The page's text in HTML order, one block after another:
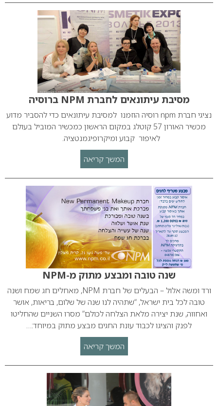
מסיבת עיתונאים לחברת NPM ברוסיה
נציגי חברת npm רוסיה הוזמנו למסיבת עיתונאים כדי להסביר מדוע
מכשיר האורון 57 קוטלג במקום הראשון כמכשיר המוביל בעולם
לאיפור קבוע ומיקרופיגמנטציה.
המשך קריאה
שנה טובה ומבצע מתוק מ-NPM
ורד ומשה אלול – הבעלים של חברת NPM, מאחלים חג שמח ושנה
טובה לכל בית ישראל, “שתהיה לנו שנה של שלום, בריאות, אושר
ואחווה, שנת יצירה מלאת הצלחה לכולם” מסרו השניים שהחליטו
לפנק והציגו לכבוד עונת החגים מבצע מתוק במיוחד:…
המשך קריאה